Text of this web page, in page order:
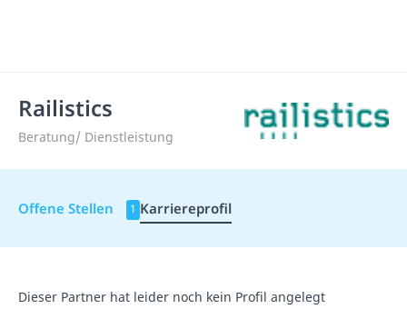
Railistics
Beratung/ Dienstleistung
Offene Stellen 1 Karriereprofil
Dieser Partner hat leider noch kein Profil angelegt